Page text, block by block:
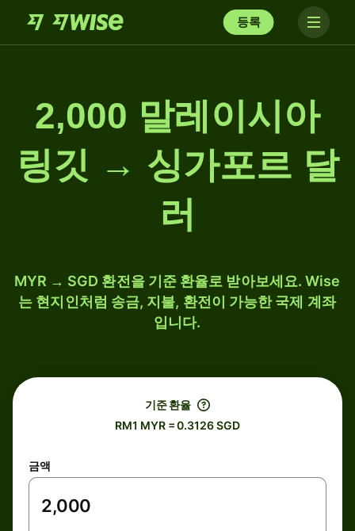
등록
2,000 말레이시아
링깃 → 싱가포르 달
러
MYR → SGD 환전을 기준 환율로 받아보세요. Wise
는 현지인처럼 송금, 지불, 환전이 가능한 국제 계좌
입니다.
기준 환율
RM1 MYR = 0.3126 SGD
금액